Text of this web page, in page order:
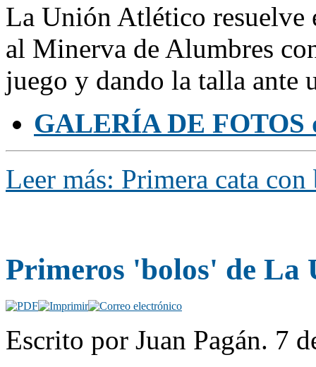
La Unión Atlético resuelve
al Minerva de Alumbres
juego y dando la talla ante
GALERÍA DE FOTOS
Leer más: Primera cata
Primeros 'bolos' de La
Escrito por Juan Pagán. 7